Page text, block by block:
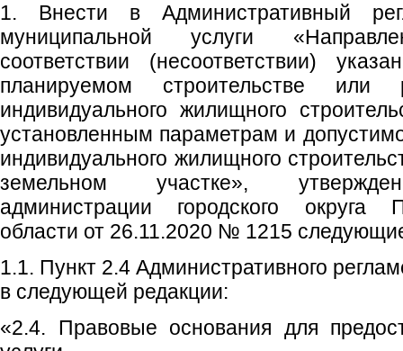
1. Внести в Административный
муниципальной услуги
соответствии (несоответствии)
планируемом строительстве или
индивидуального жилищного
установленным параметрам и
индивидуального жилищного
земельном участке»,
администрации городского округа
области от 26.11.2020 № 1215
1.1. Пункт 2.4 Административного
в следующей редакции:
«2.4. Правовые основания для